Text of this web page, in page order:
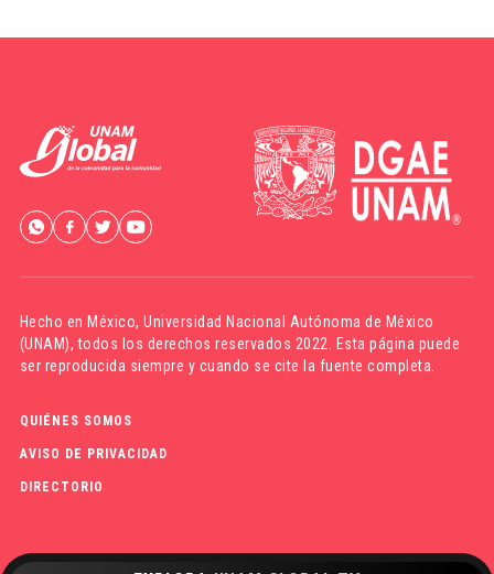
Hecho en México,Universidad Nacional Autónoma de México
(UNAM), todos los derechos reservados 2022. Esta página puede
ser reproducida siempre y cuando se cite la fuente completa.
QUIÉNES SOMOS
AVISO DE PRIVACIDAD
DIRECTORIO